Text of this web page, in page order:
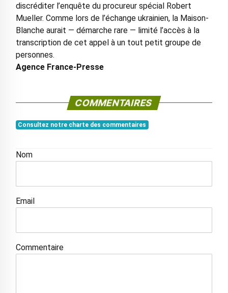
discréditer l’enquête du procureur spécial Robert
Mueller. Comme lors de l’échange ukrainien, la Maison-
Blanche aurait — démarche rare — limité l’accès à la
transcription de cet appel à un tout petit groupe de
personnes.
Agence France-Presse
COMMENTAIRES
Consultez notre charte des commentaires
Nom
Email
Commentaire